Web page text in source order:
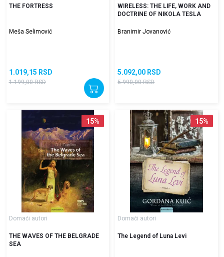
THE FORTRESS
Meša Selimović
1.019,15 RSD
1.199,00 RSD
WIRELESS: THE LIFE, WORK AND
DOCTRINE OF NIKOLA TESLA
Branimir Jovanović
5.092,00 RSD
5.990,00 RSD
15%
Domaći autori
THE WAVES OF THE BELGRADE
SEA
15%
Domaći autori
The Legend of Luna Levi